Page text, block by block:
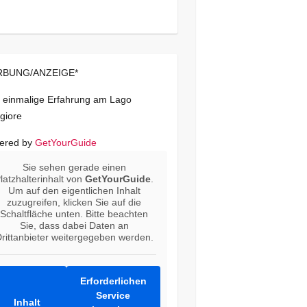
ANZEIGE*
einmalige Erfahrung am Lago
by GetYourGuide
Sie sehen gerade einen
vonGetYourGuide
Um auf den eigentlichen Inhalt
zuzugreifen, klicken Sie auf die
Schaltfläche unten. Bitte beachten
Sie, dass dabei Daten an
weitergegeben werden.
Inhalt
Erforderlichen
Service